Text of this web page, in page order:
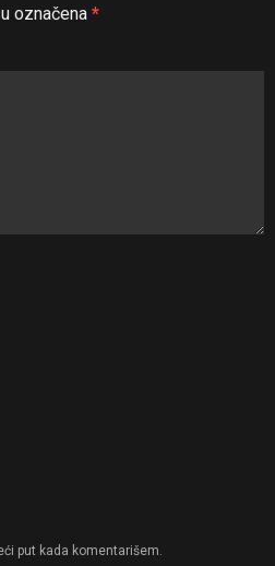
označena *
put kada komentarišem.